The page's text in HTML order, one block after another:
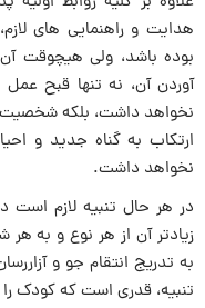
هدایت و راهنمایى هاى
بوده‏ باشد، ولى هیچوقت آن
آوردن آن، نه تنها قبح
نخواهد داشت، بلکه
ارتکاب به گناه جدید و
نخواهد داشت.
در هر حال تنبیه لازم است
زیادتر آن از هر نوع و به هر
به تدریج انتقام جو و
تنبیه، قدری است که کودک